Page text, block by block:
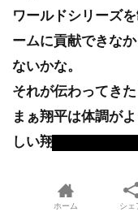
ワールドシリーズ
ームに貢献できな
ないかな。
それが伝わってきた
まぁ翔平は体調が
しい翔平がやって
ホーム シェ